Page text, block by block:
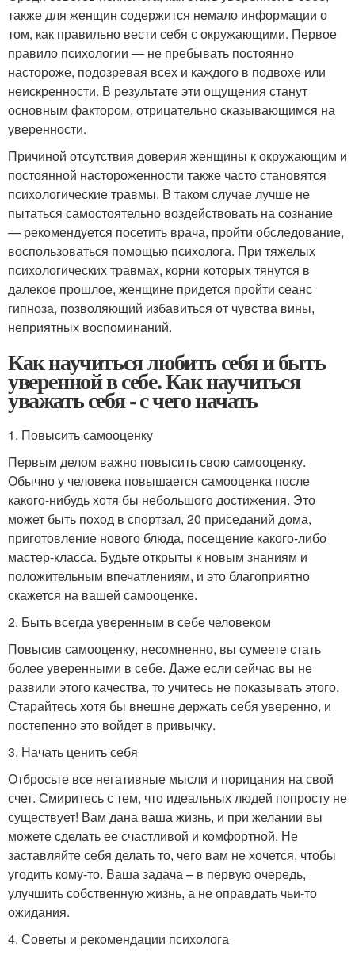
также для женщин содержится немало информации о
том, как правильно вести себя с окружающими. Первое
правило психологии — не пребывать постоянно
настороже, подозревая всех и каждого в подвохе или
неискренности. В результате эти ощущения станут
основным фактором, отрицательно сказывающимся на
уверенности.
Причиной отсутствия доверия женщины к окружающим и
постоянной настороженности также часто становятся
психологические травмы. В таком случае лучше не
пытаться самостоятельно воздействовать на сознание
— рекомендуется посетить врача, пройти обследование,
воспользоваться помощью психолога. При тяжелых
психологических травмах, корни которых тянутся в
далекое прошлое, женщине придется пройти сеанс
гипноза, позволяющий избавиться от чувства вины,
неприятных воспоминаний.
Как научиться любить себя и быть
уверенной в себе. Как научиться
уважать себя - с чего начать
1. Повысить самооценку
Первым делом важно повысить свою самооценку.
Обычно у человека повышается самооценка после
какого-нибудь хотя бы небольшого достижения. Это
может быть поход в спортзал, 20 приседаний дома,
приготовление нового блюда, посещение какого-либо
мастер-класса. Будьте открыты к новым знаниям и
положительным впечатлениям, и это благоприятно
скажется на вашей самооценке.
2. Быть всегда уверенным в себе человеком
Повысив самооценку, несомненно, вы сумеете стать
более уверенными в себе. Даже если сейчас вы не
развили этого качества, то учитесь не показывать этого.
Старайтесь хотя бы внешне держать себя уверенно, и
постепенно это войдет в привычку.
3. Начать ценить себя
Отбросьте все негативные мысли и порицания на свой
счет. Смиритесь с тем, что идеальных людей попросту не
существует! Вам дана ваша жизнь, и при желании вы
можете сделать ее счастливой и комфортной. Не
заставляйте себя делать то, чего вам не хочется, чтобы
угодить кому-то. Ваша задача – в первую очередь,
улучшить собственную жизнь, а не оправдать чьи-то
ожидания.
4. Советы и рекомендации психолога